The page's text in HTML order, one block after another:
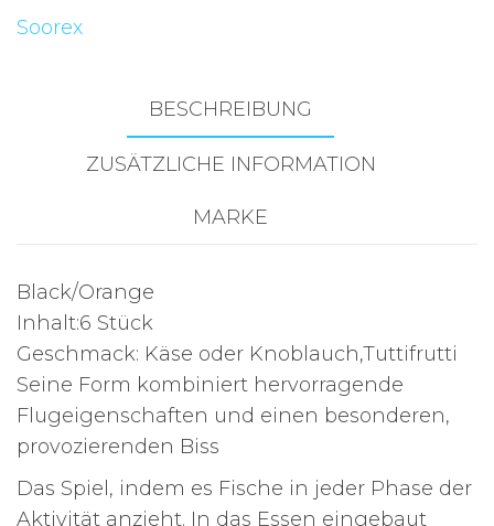
Soorex
BESCHREIBUNG
ZUSÄTZLICHE INFORMATION
MARKE
Black/Orange
Inhalt:6 Stück
Geschmack: Käse oder Knoblauch,Tuttifrutti
Seine Form kombiniert hervorragende
Flugeigenschaften und einen besonderen,
provozierenden Biss
Das Spiel, indem es Fische in jeder Phase der
Aktivität anzieht. In das Essen eingebaut